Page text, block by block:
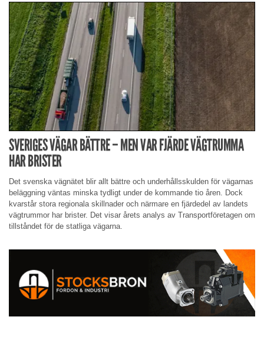
SVERIGES VÄGAR BÄTTRE – MEN VAR FJÄRDE VÄGTRUMMA
HAR BRISTER
Det svenska vägnätet blir allt bättre och underhållsskulden för vägarnas
beläggning väntas minska tydligt under de kommande tio åren. Dock
kvarstår stora regionala skillnader och närmare en fjärdedel av landets
vägtrummor har brister. Det visar årets analys av Transportföretagen om
tillståndet för de statliga vägarna.